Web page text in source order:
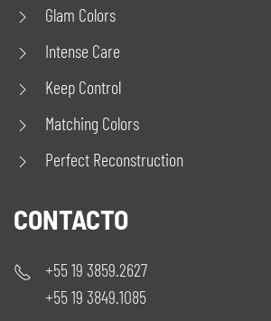
Glam Colors
Intense Care
Keep Control
Matching Colors
Perfect Reconstruction
CONTACTO
+55 19 3859.2627
+55 19 3849.1085